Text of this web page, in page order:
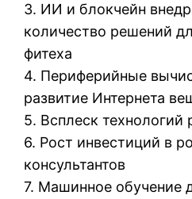
3. ИИ и блокчейн
количество решений
фитеха
4. Периферийные
развитие Интернета
5. Всплеск технологий
6. Рост инвестиций в
консультантов
7. Машинное обучение